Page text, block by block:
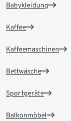
Babykleidung
Kaffee
Kaffeemaschinen
Bettwäsche
Sportgeräte
Balkonmöbel